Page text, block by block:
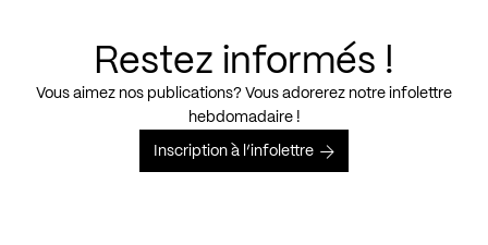
Restez informés !
Vous aimez nos publications? Vous adorerez notre infolettre
hebdomadaire !
Inscription à l’infolettre